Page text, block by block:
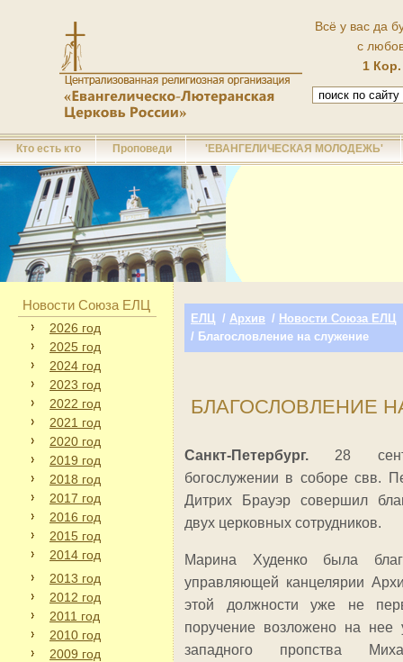
Всё у вас да
с
1
Кто есть кто Проповеди 'ЕВАНГЕЛИЧЕСКАЯ МОЛОДЕЖЬ'
Новости Союза ЕЛЦ
2026 год
2025 год
2024 год
2023 год
2022 год
2021 год
2020 год
2019 год
2018 год
2017 год
2016 год
2015 год
2014 год
2013 год
2012 год
2011 год
2010 год
2009 год
ЕЛЦ / Архив / Новости Союза ЕЛЦ
/ Благословление на служение
БЛАГОСЛОВЛЕНИЕ
Санкт-Петербург. 28
богослужении в соборе свв.
Дитрих Брауэр совершил
двух церковных сотрудников.
Марина Худенко была
управляющей канцелярии
этой должности уже не
поручение возложено на
западного пропства